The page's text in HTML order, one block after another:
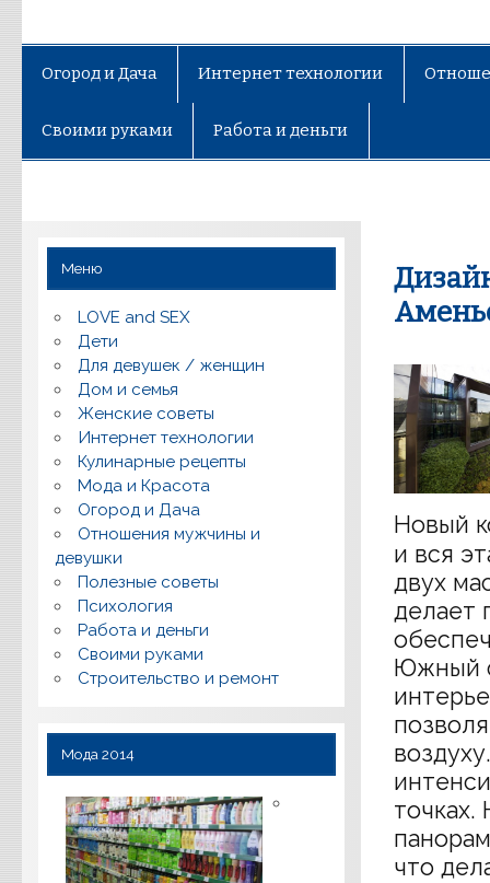
Огород и Дача Интернет технологии
Своими руками Работа и деньги
Новый
и вся
двух
делает
Южный
точках.
что
Меню
LOVE and SEX
Дети
Для девушек / женщин
Дом и семья
Женские советы
Интернет технологии
Кулинарные рецепты
Мода и Красота
Огород и Дача
Отношения мужчины и
девушки
Полезные советы
Психология
Работа и деньги
Своими руками
Строительство и ремонт
Мода 2014